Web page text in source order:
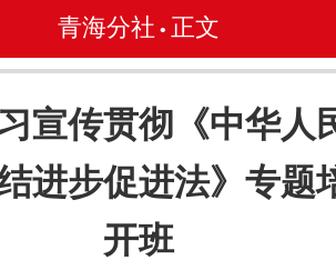
青海分社 • 正文
宣传贯彻《中华人
进步促进法》专题
开班